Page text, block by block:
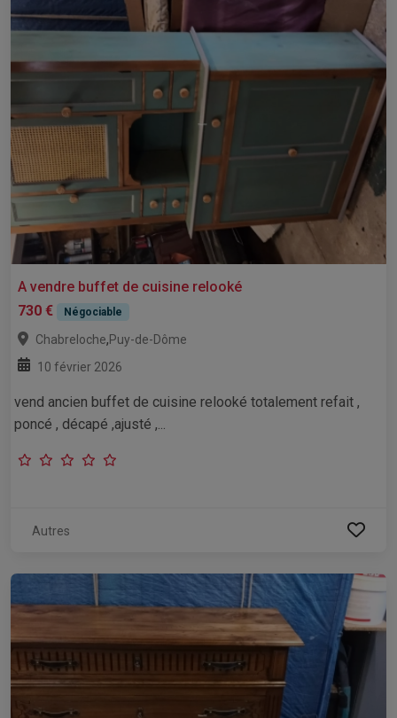
A vendre buffet de cuisine relooké
730 €
Négociable
Chabreloche,Puy-de-Dôme
10 février 2026
vend ancien buffet de cuisine relooké totalement refait ,
poncé , décapé ,ajusté ,...
Autres